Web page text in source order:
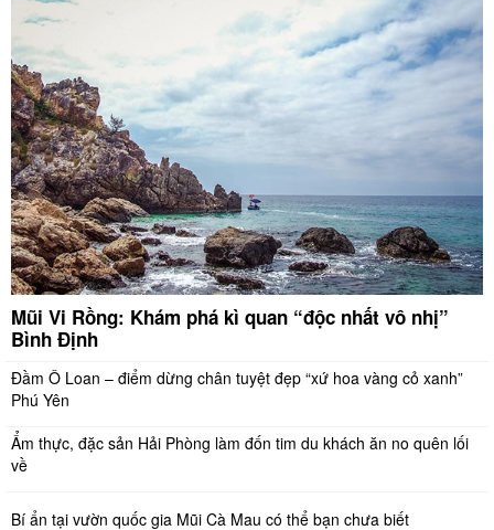
Mũi Vi Rồng: Khám phá kì quan “độc nhất vô nhị”
Bình Định
Đầm Ô Loan – điểm dừng chân tuyệt đẹp “xứ hoa vàng cỏ xanh”
Phú Yên
Ẩm thực, đặc sản Hải Phòng làm đốn tim du khách ăn no quên lối
về
Bí ẩn tại vườn quốc gia Mũi Cà Mau có thể bạn chưa biết